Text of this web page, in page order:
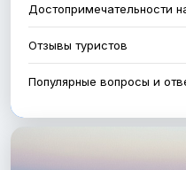
Достопримечательности
Отзывы туристов
Популярные вопросы и